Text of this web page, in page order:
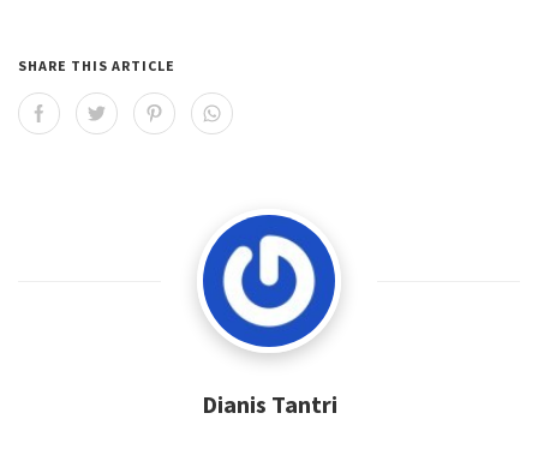
SHARE THIS ARTICLE
Dianis Tantri